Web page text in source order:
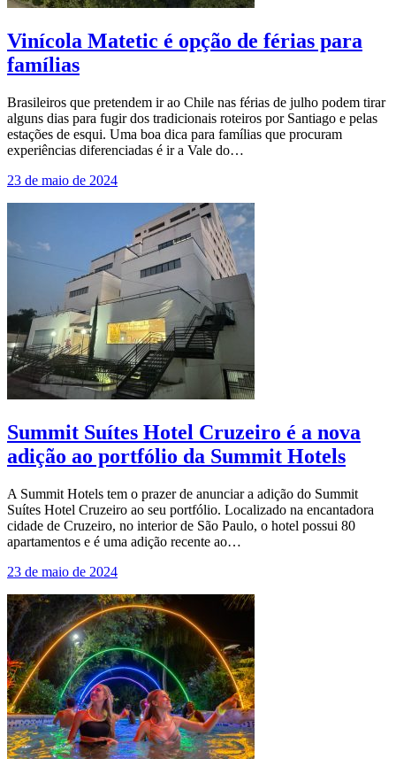
Vinícola Matetic é opção de férias para
famílias
Brasileiros que pretendem ir ao Chile nas férias de julho podem tirar
alguns dias para fugir dos tradicionais roteiros por Santiago e pelas
estações de esqui. Uma boa dica para famílias que procuram
experiências diferenciadas é ir a Vale do…
23 de maio de 2024
Summit Suítes Hotel Cruzeiro é a nova
adição ao portfólio da Summit Hotels
A Summit Hotels tem o prazer de anunciar a adição do Summit
Suítes Hotel Cruzeiro ao seu portfólio. Localizado na encantadora
cidade de Cruzeiro, no interior de São Paulo, o hotel possui 80
apartamentos e é uma adição recente ao…
23 de maio de 2024